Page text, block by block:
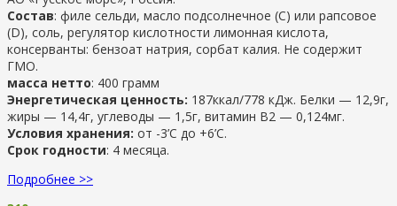
Состав: филе сельди, масло подсолнечное (С) или рапсовое
(D), соль, регулятор кислотности лимонная кислота,
консерванты: бензоат натрия, сорбат калия. Не содержит
ГМО.
масса нетто: 400 грамм
Энергетическая ценность: 187ккал/778 кДж. Белки — 12,9г,
жиры — 14,4г, углеводы — 1,5г, витамин В2 — 0,124мг.
Условия хранения: от -3’C до +6’C.
Срок годности: 4 месяца.
Подробнее >>